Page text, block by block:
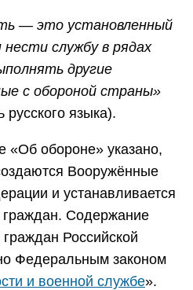
— это установленный
нести службу в рядах
другие
с обороной страны»
языка).
«Об обороне» указано,
Вооружённые
и устанавливается
граждан. Содержание
Российской
Федеральным законом
и военной службе».